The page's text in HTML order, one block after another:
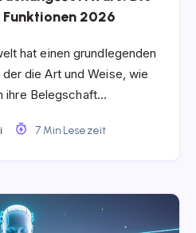
2026
hat einen grundlegenden
die Art und Weise, wie
ihre Belegschaft…
7 Min Lesezeit